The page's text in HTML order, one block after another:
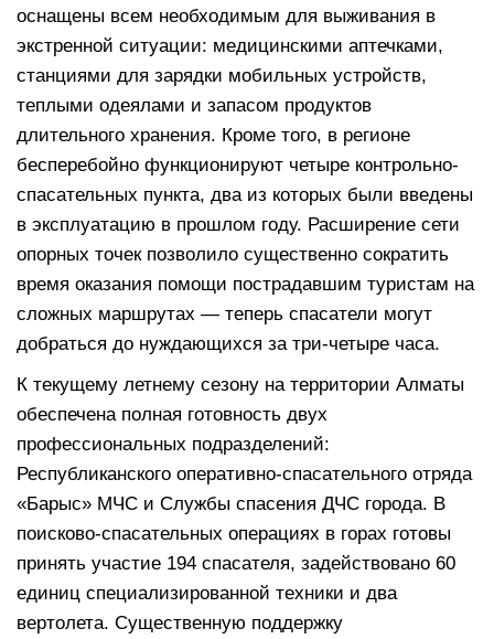
оснащены всем необходимым для выживания в
экстренной ситуации: медицинскими аптечками,
станциями для зарядки мобильных устройств,
теплыми одеялами и запасом продуктов
длительного хранения. Кроме того, в регионе
бесперебойно функционируют четыре контрольно-
спасательных пункта, два из которых были введены
в эксплуатацию в прошлом году. Расширение сети
опорных точек позволило существенно сократить
время оказания помощи пострадавшим туристам на
сложных маршрутах — теперь спасатели могут
добраться до нуждающихся за три-четыре часа.
К текущему летнему сезону на территории Алматы
обеспечена полная готовность двух
профессиональных подразделений:
Республиканского оперативно-спасательного отряда
«Барыс» МЧС и Службы спасения ДЧС города. В
поисково-спасательных операциях в горах готовы
принять участие 194 спасателя, задействовано 60
единиц специализированной техники и два
вертолета. Существенную поддержку